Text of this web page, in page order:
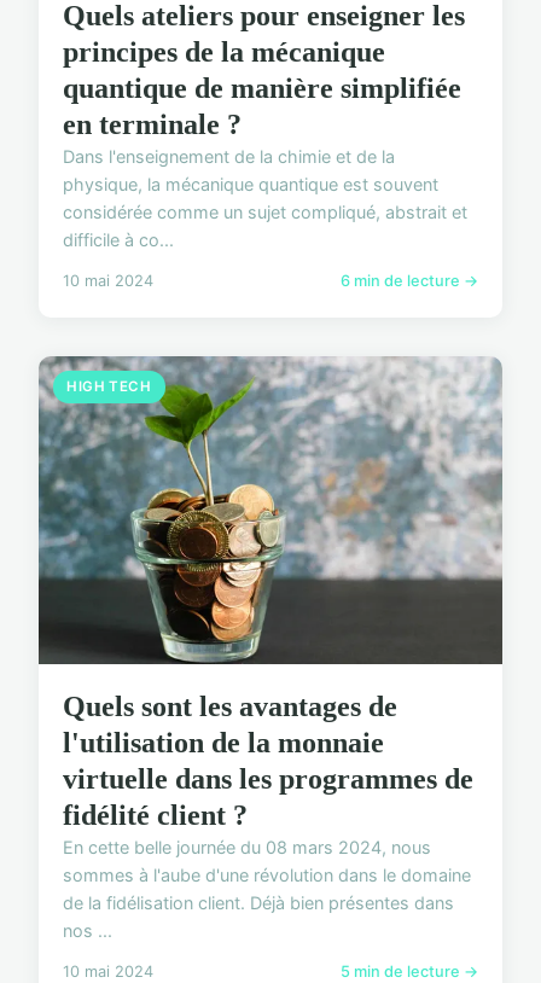
Quels ateliers pour enseigner les
principes de la mécanique
quantique de manière simplifiée
en terminale ?
Dans l'enseignement de la chimie et de la
physique, la mécanique quantique est souvent
considérée comme un sujet compliqué, abstrait et
difficile à co...
10 mai 2024 6 min de lecture →
HIGH TECH
Quels sont les avantages de
l'utilisation de la monnaie
virtuelle dans les programmes de
fidélité client ?
En cette belle journée du 08 mars 2024, nous
sommes à l'aube d'une révolution dans le domaine
de la fidélisation client. Déjà bien présentes dans
nos ...
10 mai 2024 5 min de lecture →